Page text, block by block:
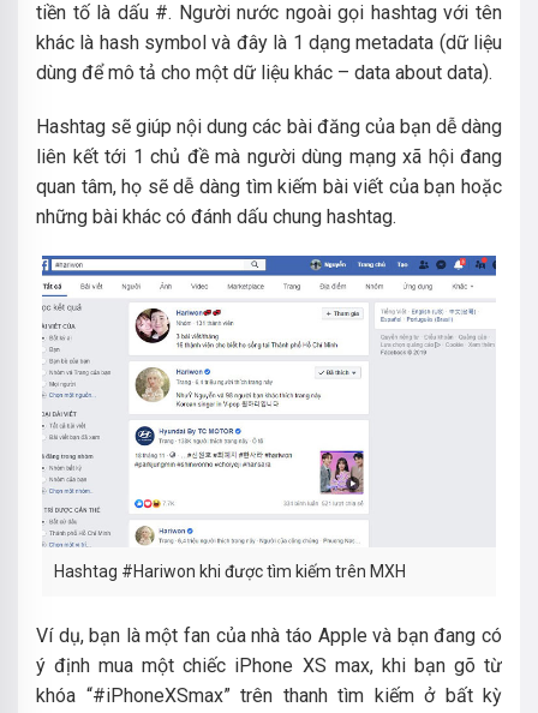
tiền tố là dấu #. Người nước ngoài gọi hashtag với tên
khác là hash symbol và đây là 1 dạng metadata (dữ liệu
dùng để mô tả cho một dữ liệu khác – data about data).
Hashtag sẽ giúp nội dung các bài đăng của bạn dễ dàng
liên kết tới 1 chủ đề mà người dùng mạng xã hội đang
quan tâm, họ sẽ dễ dàng tìm kiếm bài viết của bạn hoặc
những bài khác có đánh dấu chung hashtag.
Hashtag #Hariwon khi được tìm kiếm trên MXH
Ví dụ, bạn là một fan của nhà táo Apple và bạn đang có
ý định mua một chiếc iPhone XS max, khi bạn gõ từ
khóa “#iPhoneXSmax” trên thanh tìm kiếm ở bất kỳ